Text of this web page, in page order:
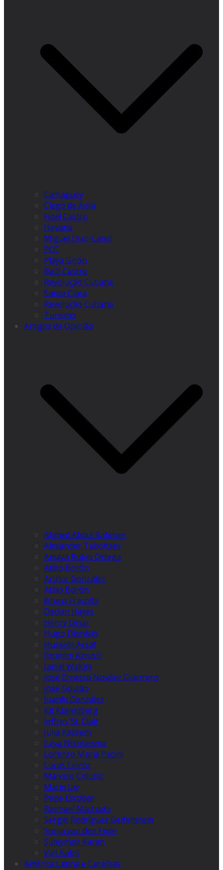
Camagüey
Ciego de Ávila
Fidel Castro
Havana
Miguel Díaz-Canel
PCC
Playa Girón
Raúl Castro
Revolução Cubana
Santa Clara
Revolução Cubana
Turismo
Artigos de Opinião
Ahmed Abdul Rahman
Alexander Tuboltsev
Amaya Rubio Ortega
Atilio Borón
Arthur González
Atilio Borón
Bruna Fracolla
Declan Hayes
Henry Omar
Hugo Dionísio
Hussein Assaf
Ibrahim Aloush
Jamal Wakim
José Ernesto Nováez Guerrero
José Goulão
Juanlu González
Kit Klarenberg
Jeffrey St. Clair
Julia Kassem
Julya Nikolaevna
Lorenzo Maria Pacini
Lucas Leiroz
Marcelo Colussi
Matin Jay
Pepe Escobar
Raphael Machado
Sergio Rodríguez Gelfenstein
Sonja van den Ende
Suleyman Karan
Vali Kaleji
América Latina e Caraíbas